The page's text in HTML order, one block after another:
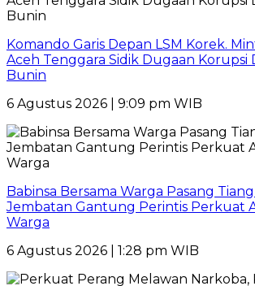
Komando Garis Depan LSM Korek.
Aceh Tenggara Sidik Dugaan Korupsi
Bunin
6 Agustus 2026 | 9:09 pm WIB
Babinsa Bersama Warga Pasang
Jembatan Gantung Perintis Perkuat
Warga
6 Agustus 2026 | 1:28 pm WIB